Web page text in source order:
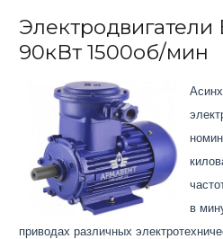
90кВт 1500об/мин
в
приводах различных